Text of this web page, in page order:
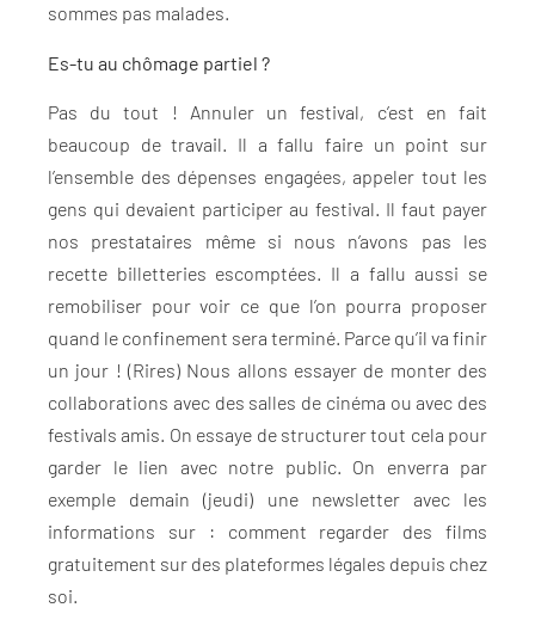
sommes pas malades.
Es-tu au chômage partiel ?
Pas du tout ! Annuler un festival, c’est en fait
beaucoup de travail. Il a fallu faire un point sur
l’ensemble des dépenses engagées, appeler tout les
gens qui devaient participer au festival. Il faut payer
nos prestataires même si nous n’avons pas les
recette billetteries escomptées. Il a fallu aussi se
remobiliser pour voir ce que l’on pourra proposer
quand le confinement sera terminé. Parce qu’il va finir
un jour ! (Rires) Nous allons essayer de monter des
collaborations avec des salles de cinéma ou avec des
festivals amis. On essaye de structurer tout cela pour
garder le lien avec notre public. On enverra par
exemple demain (jeudi) une newsletter avec les
informations sur : comment regarder des films
gratuitement sur des plateformes légales depuis chez
soi.